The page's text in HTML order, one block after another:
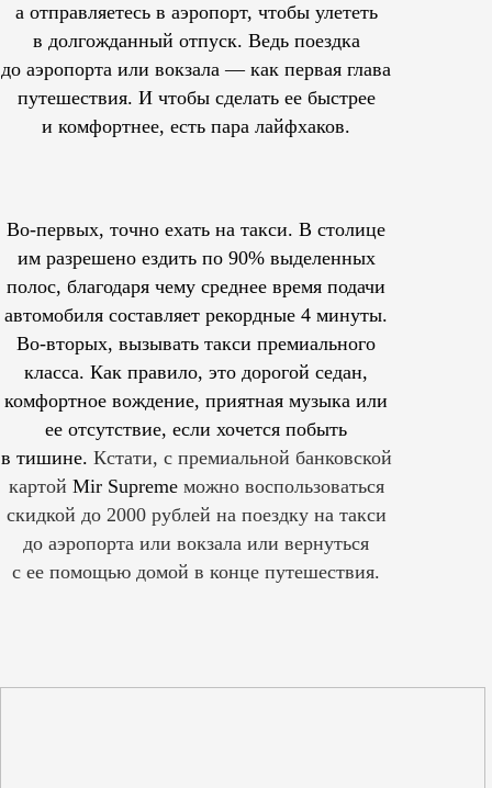
а отправляетесь в аэропорт, чтобы улететь
в долгожданный отпуск. Ведь поездка
до аэропорта или вокзала — как первая глава
путешествия. И чтобы сделать ее быстрее
и комфортнее, есть пара лайфхаков.
Во-первых, точно ехать на такси. В столице
им разрешеноездить по 90% выделенных
полос, благодаря чему среднее время подачи
автомобиля составляет рекордные 4 минуты.
Во-вторых, вызывать такси премиального
класса. Как правило, это дорогой седан,
комфортное вождение, приятная музыка или
ее отсутствие, если хочется побыть
в тишине. Кстати, с премиальной банковской
картой Mir Supreme можно воспользоваться
скидкой до 2000 рублей на поездку на такси
до аэропорта или вокзала или вернуться
с ее помощью домой в конце путешествия.